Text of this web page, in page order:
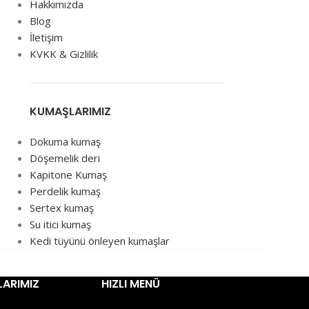
Hakkımızda
Blog
İletişim
KVKK & Gizlilik
KUMAŞLARIMIZ
Dokuma kumaş
Döşemelik deri
Kapitone Kumaş
Perdelik kumaş
Sertex kumaş
Su itici kumaş
Kedi tüyünü önleyen kumaşlar
HIZLI MENÜ